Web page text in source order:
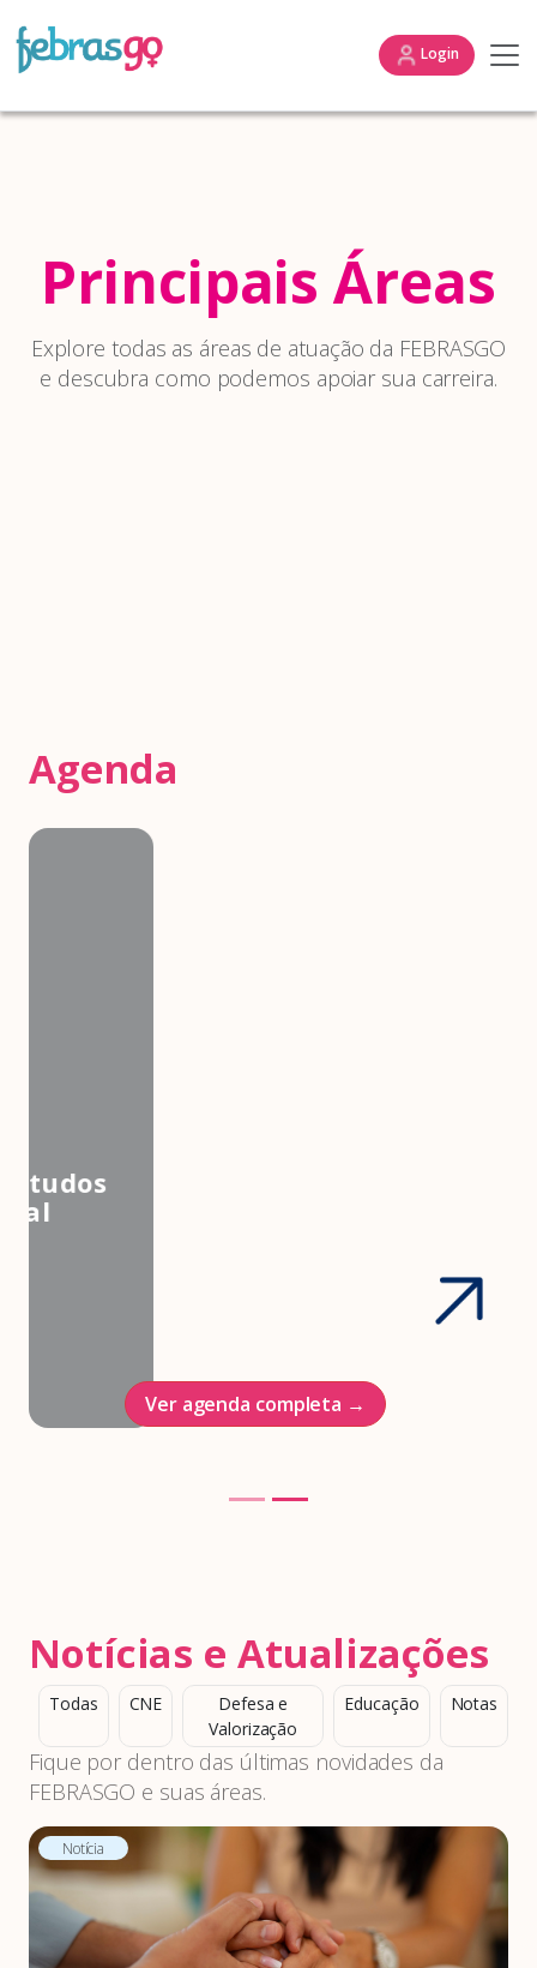
Login
Principais Áreas
Explore todas as áreas de atuação da FEBRASGO
e descubra como podemos apoiar sua carreira.
Agenda
Associação Brasileira de Estudos
Ver agenda completa →
Notícias e Atualizações
Todas CNE
Defesa e
Valorização
Educação Notas
Fique por dentro das últimas novidades da
FEBRASGO e suas áreas.
Notícia